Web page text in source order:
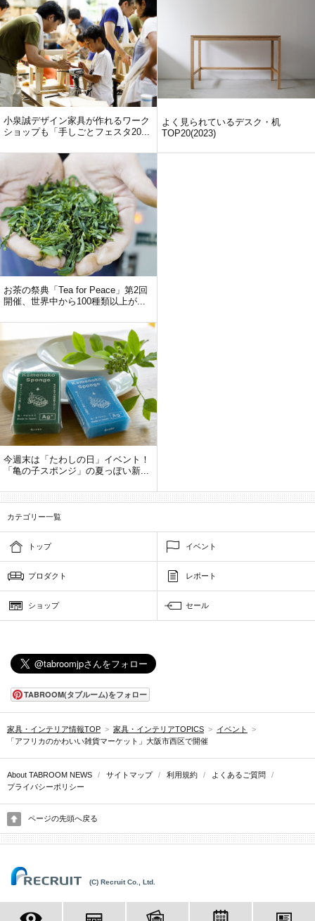
小泉誠デザイン家具が作れるワーク
ショップも「手しごとフェスタ20...
お茶の祭典「Tea for Peace」第2回
開催、世界中から100種類以上が...
今週末は「たわしの日」イベント！
「亀の子スポンジ」の夏っぽい新...
よく見られているデスク・机
TOP20(2023)
カテゴリー一覧
トップ イベント
プロダクト レポート
ショップ セール
TABROOM(タブルーム)をフォロー
家具・インテリア情報TOP > 家具・インテリアTOPICS > イベント
>
「アフリカのかわいい雑貨マーケット」大阪市西区で開催
About TABROOM NEWS / サイトマップ / 利用規約 / よくあるご質問
/
プライバシーポリシー
ページの先頭へ戻る
(C) Recruit Co., Ltd.